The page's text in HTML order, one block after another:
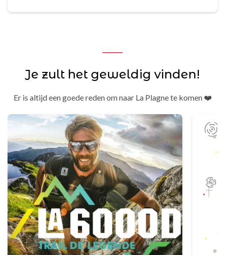
Je zult het geweldig vinden!
Er is altijd een goede reden om naar La Plagne te komen ❤️